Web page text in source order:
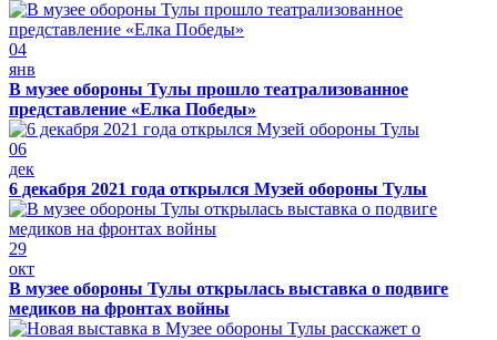
04
янв
В музее обороны Тулы прошло театрализованное
представление «Елка Победы»
06
дек
6 декабря 2021 года открылся Музей обороны Тулы
29
окт
В музее обороны Тулы открылась выставка о подвиге
медиков на фронтах войны